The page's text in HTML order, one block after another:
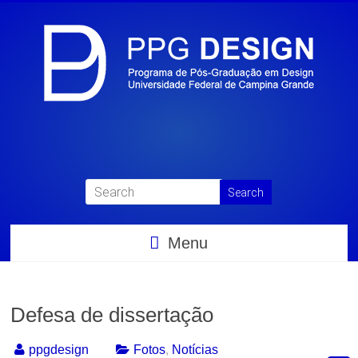
Menu
Defesa de dissertação
ppgdesign Fotos, Notícias